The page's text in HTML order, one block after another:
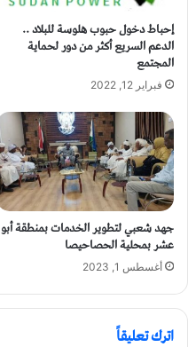
إحباط دخول حبوب هلوسة للبلاد ..
الدعم السريع أكثر من دور لحماية
المجتمع
فبراير 12, 2022
جهد شعبي لتطوير الخدمات بمنطقة أبو
عشر بمحلية الحصاحيصا
أغسطس 1, 2023
اترك تعليقاً